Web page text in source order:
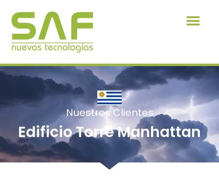
Nuestros Clientes
Edificio Torre Manhattan